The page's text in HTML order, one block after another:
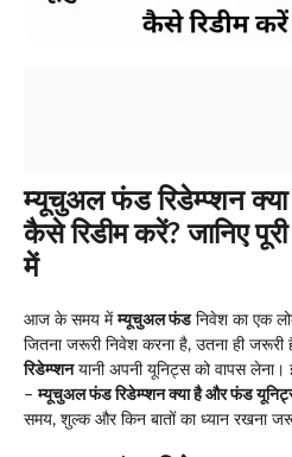
म्यूचुअल फंड रिडेम्प्शन
कैसे रिडीम करें? जानिए
में
आज के समय मेंम्यूचुअल फंडनिवेश का एक
जितना जरूरी निवेश करना है, उतना ही
रिडेम्प्शनयानी अपनी यूनिट्स को वापस
–म्यूचुअल फंड रिडेम्प्शन क्या है और फंड
समय, शुल्क और किन बातों का ध्यान रखना